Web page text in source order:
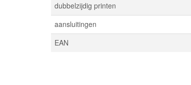
dubbelzijdig printen
aansluitingen
EAN